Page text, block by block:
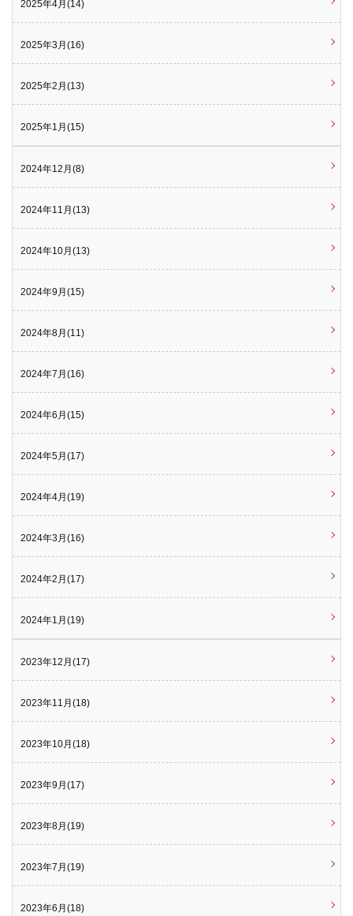
2025年4月(14)
2025年3月(16)
2025年2月(13)
2025年1月(15)
2024年12月(8)
2024年11月(13)
2024年10月(13)
2024年9月(15)
2024年8月(11)
2024年7月(16)
2024年6月(15)
2024年5月(17)
2024年4月(19)
2024年3月(16)
2024年2月(17)
2024年1月(19)
2023年12月(17)
2023年11月(18)
2023年10月(18)
2023年9月(17)
2023年8月(19)
2023年7月(19)
2023年6月(18)